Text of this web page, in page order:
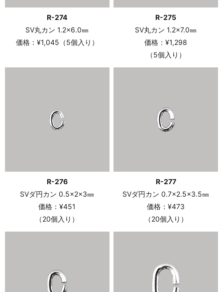
R-274
SV丸カン 1.2×6.0㎜
価格：¥1,045（5個入り）
R-275
SV丸カン 1.2×7.0㎜
価格：¥1,298
（5個入り）
R-276
SVダ円カン 0.5×2×3㎜
価格：¥451
（20個入り）
R-277
SVダ円カン 0.7×2.5×3.5㎜
価格：¥473
（20個入り）